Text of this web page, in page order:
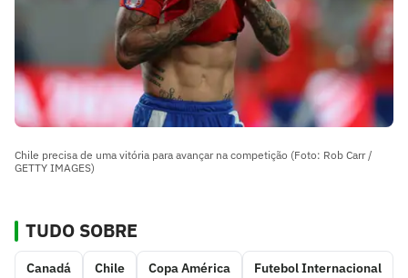
Chile precisa de uma vitória para avançar na competição (Foto: Rob Carr /
GETTY IMAGES)
TUDO SOBRE
Canadá Chile Copa América Futebol Internacional